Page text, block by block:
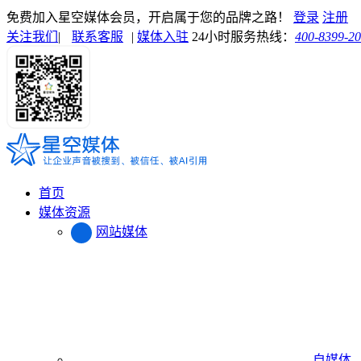
免费加入星空媒体会员，开启属于您的品牌之路！ 登录 注册
关注我们 | 联系客服 | 媒体入驻 24小时服务热线： 400-8399-
首页
媒体资源
网站媒体